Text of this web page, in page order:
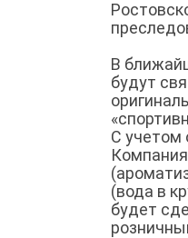
В
будут
С учетом
(вода в
будет